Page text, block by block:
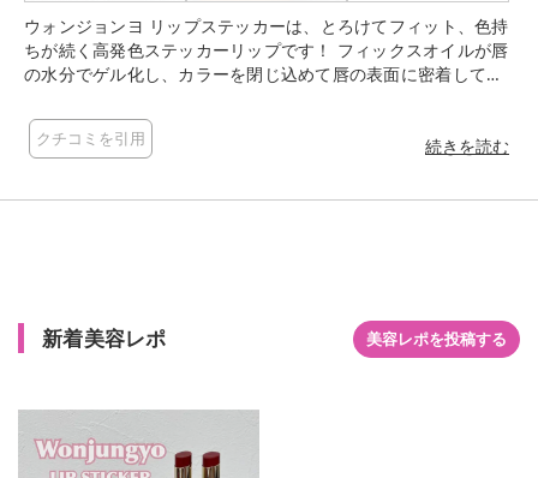
ウォンジョンヨ リップステッカーは、とろけてフィット、色持
ちが続く高発色ステッカーリップです！ フィックスオイルが唇
の水分でゲル化し、カラーを閉じ込めて唇の表面に密着してく
ーローズを使用してみました💄 腕にスウォッチを取ると深めの
レッドっぽい色に発色するのですが、私の唇にポンポンっとの
発色で、ベタ塗りとポンポンと塗るのとで違う発色の仕方をす
クチコミを引用 続きを読む
新着美容レポ 美容レポを投稿する